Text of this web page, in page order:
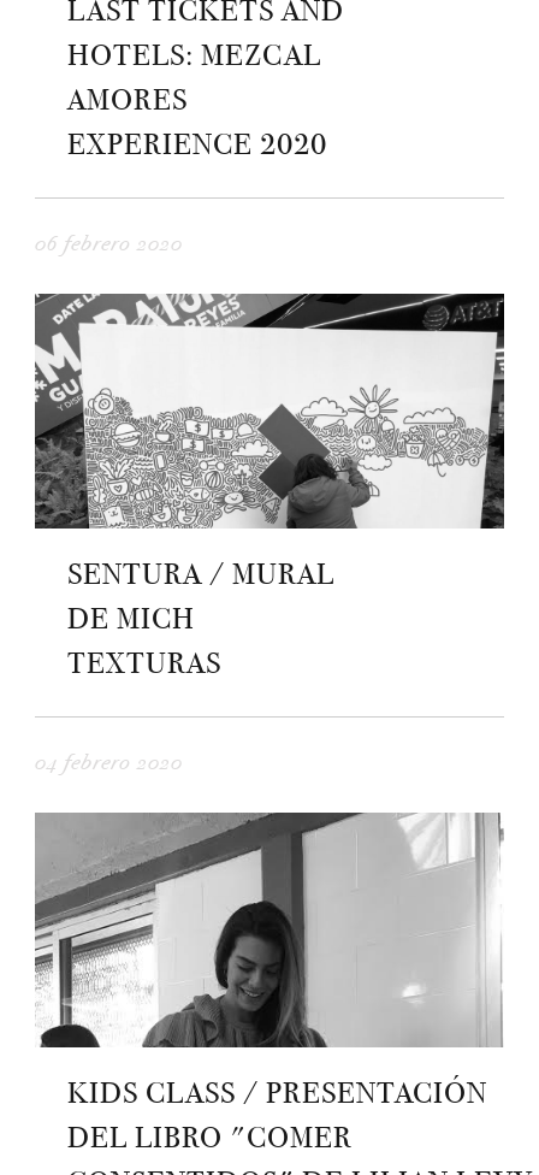
LAST TICKETS AND
HOTELS: MEZCAL
AMORES
EXPERIENCE 2020
06 febrero 2020
SENTURA / MURAL
DE MICH
TEXTURAS
04 febrero 2020
KIDS CLASS / PRESENTACIÓN
DEL LIBRO "COMER